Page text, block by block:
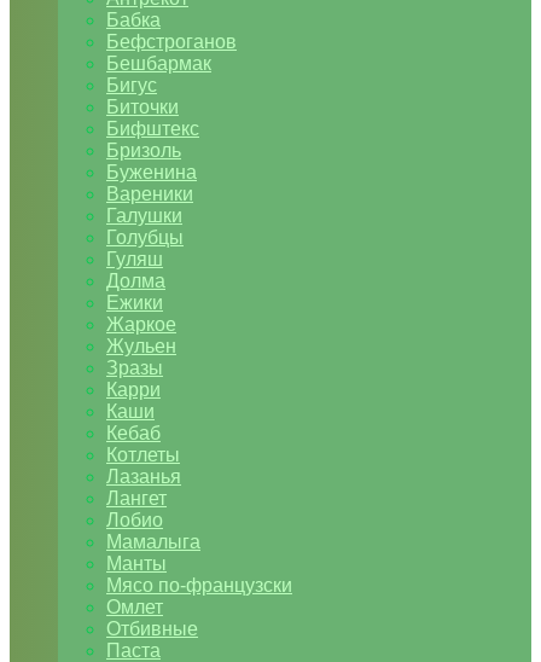
Бабка
Бефстроганов
Бешбармак
Бигус
Биточки
Бифштекс
Бризоль
Буженина
Вареники
Галушки
Голубцы
Гуляш
Долма
Ежики
Жаркое
Жульен
Зразы
Карри
Каши
Кебаб
Котлеты
Лазанья
Лангет
Лобио
Мамалыга
Манты
Мясо по-французски
Омлет
Отбивные
Паста